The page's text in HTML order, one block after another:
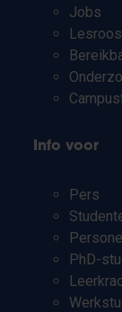
Jobs
Info voor
Pers
PhD-